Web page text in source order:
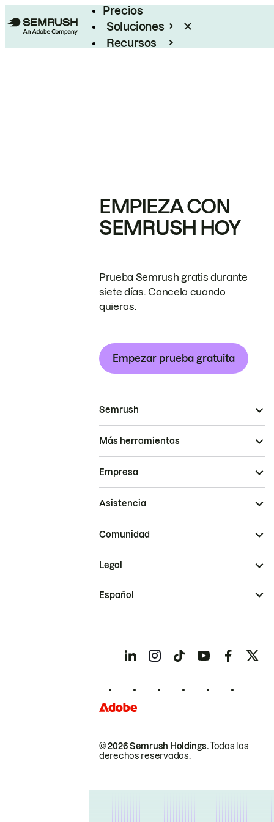
Precios
Soluciones
Recursos
EMPIEZA CON
SEMRUSH HOY
Prueba Semrush gratis durante
siete días. Cancela cuando
quieras.
Empezar prueba gratuita
Semrush
Más herramientas
Empresa
Asistencia
Comunidad
© 2026 Semrush Holdings.Todos los
derechos reservados.
Legal
Español